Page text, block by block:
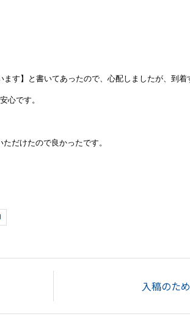
す】と書いてあったので、心配しましたが、到
心です。
だけたので良かったです。
入稿のた